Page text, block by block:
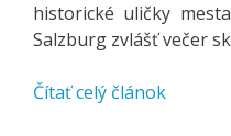
historické uličky
Salzburg zvlášť večer
Čítať celý článok